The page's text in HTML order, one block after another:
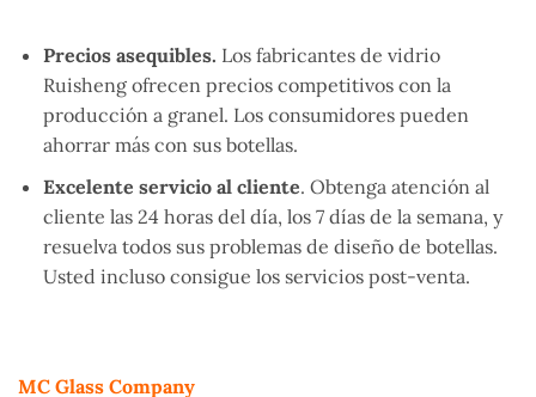
Precios asequibles. Los fabricantes de vidrio
Ruisheng ofrecen precios competitivos con la
producción a granel. Los consumidores pueden
ahorrar más con sus botellas.
Excelente servicio al cliente. Obtenga atención al
cliente las 24 horas del día, los 7 días de la semana, y
resuelva todos sus problemas de diseño de botellas.
Usted incluso consigue los servicios post-venta.
MC Glass Company